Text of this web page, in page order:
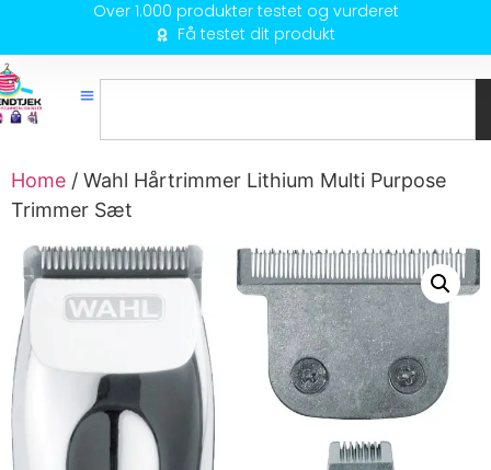
Over 1.000 produkter testet og vurderet
Få testet dit produkt
Home / Wahl Hårtrimmer Lithium Multi Purpose
Trimmer Sæt